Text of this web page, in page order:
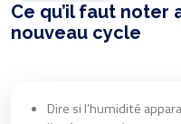
Ce qu’il faut noter
nouveau cycle
Dire si l’humidité